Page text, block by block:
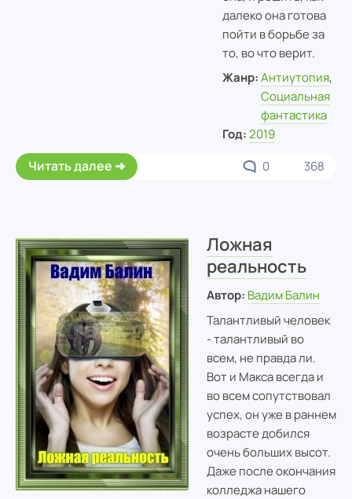
далеко она готова
пойти в борьбе за
то, во что верит.
Жанр: Антиутопия,
Социальная
фантастика
Год: 2019
Читать далее 0 368
Ложная
реальность
Автор: Вадим Балин
Талантливый человек
- талантливый во
всем, не правда ли.
Вот и Макса всегда и
во всем сопутствовал
успех, он уже в раннем
возрасте добился
очень больших высот.
Даже после окончания
колледжа нашего